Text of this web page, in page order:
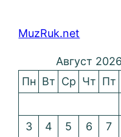
MuzRuk.net
Август 2026
Пн Вт Ср Чт Пт
3
4 5 6 7